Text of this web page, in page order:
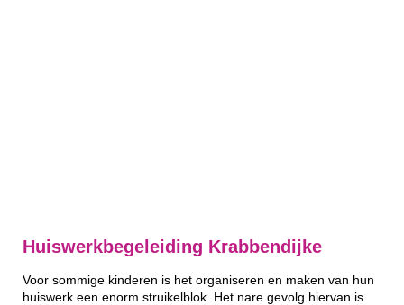
Huiswerkbegeleiding Krabbendijke
Voor sommige kinderen is het organiseren en maken van hun
huiswerk een enorm struikelblok. Het nare gevolg hiervan is